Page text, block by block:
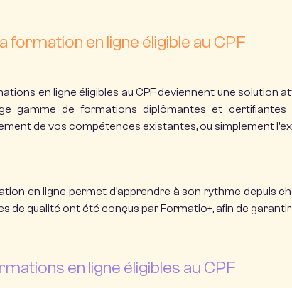
formation en ligne éligible au CPF
en ligne éligibles au CPFdeviennent une solution
gamme de formations diplômantes et certifiantes
de voscompétences existantes, ou simplement
en ligne permet d’apprendre à son rythme depuis
de qualité ont été conçus par Formatio+, afin de
en ligne éligibles au CPF